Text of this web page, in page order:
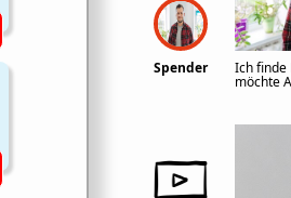
Spender Ich finde
möchte